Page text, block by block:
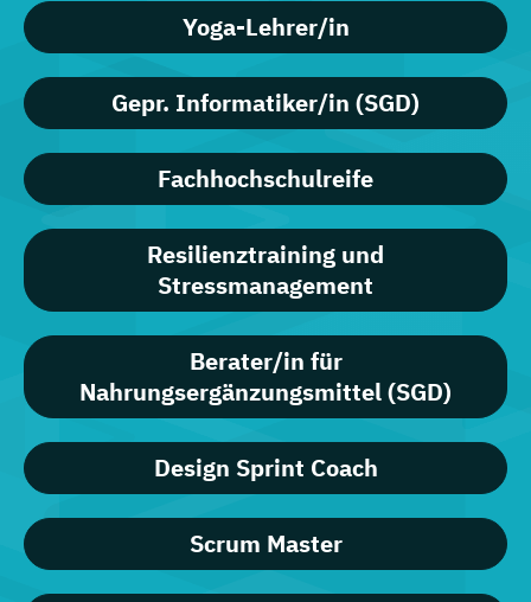
Yoga-Lehrer/in
Gepr. Informatiker/in (SGD)
Fachhochschulreife
Resilienztraining und
Stressmanagement
Berater/in für
Nahrungsergänzungsmittel (SGD)
Design Sprint Coach
Scrum Master